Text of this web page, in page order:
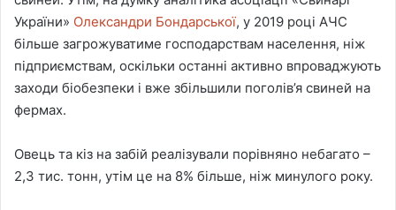
України» Олександри Бондарської, у 2019 році АЧС
більше загрожуватиме господарствам населення, ніж
підприємствам, оскільки останні активно впроваджують
заходи біобезпеки і вже збільшили поголів’я свиней на
фермах.
Овець та кіз на забій реалізували порівняно небагато –
2,3 тис. тонн, утім це на 8% більше, ніж минулого року.